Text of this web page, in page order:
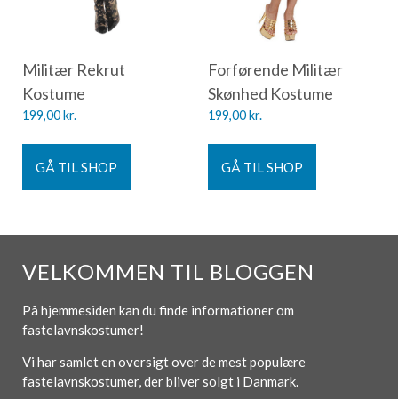
Militær Rekrut
Kostume
199,00kr.
GÅ TIL SHOP
Forførende Militær
Skønhed Kostume
199,00kr.
GÅ TIL SHOP
VELKOMMEN TIL BLOGGEN
På hjemmesiden kan du finde informationer om
fastelavnskostumer!
Vi har samlet en oversigt over de mest populære
fastelavnskostumer, der bliver solgt i Danmark.